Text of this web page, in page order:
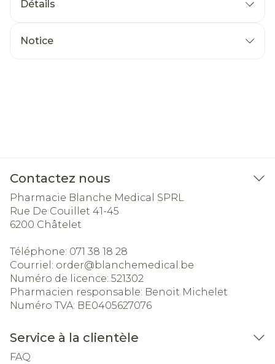
Détails
Notice
Contactez nous
Pharmacie Blanche Medical SPRL
Rue De Couillet 41-45
6200 Châtelet
Téléphone: 071 38 18 28
Courriel: order@blanchemedical.be
Numéro de licence: 521302
Pharmacien responsable: Benoit Michelet
Numéro TVA: BE0405627076
Service à la clientèle
FAQ